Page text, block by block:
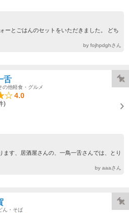
ーとごはんのセットをいただきました。 どち
by fojhpdghさん
舌
の他軽食・グルメ
4.0
)
ます、居酒屋さんの、一鳥一舌さんでは、とり
by aaaさん
ん・そば